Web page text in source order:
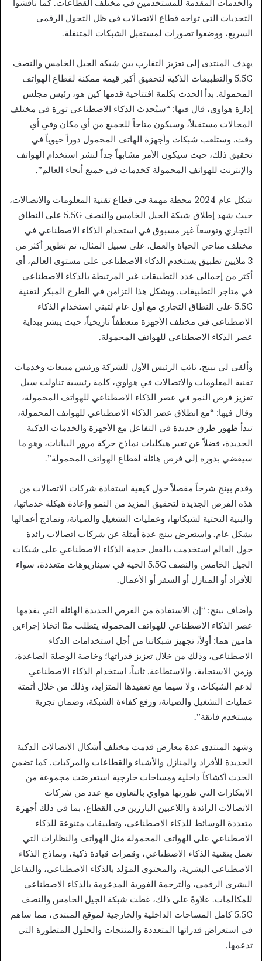
والخدمات المقدمة للمستخدمين في مختلف القطاعات. كما ناقشوا
التحديات التي تواجه قطاع الاتصالات في ظل التحول الرقمي
السريع، ووضعوا تصورات لمستقبل الشبكات المتنقلة.
يهدف المنتدى إلى تعزيز التقارب بين شبكة الجيل الخامس والنصف
5.5G والتطبيقات الذكية لتحقيق أكبر قيمة ممكنة لقطاع الهواتف
المحمولة. بدأ الحدث بكلمة افتتاحية قدمها كين هو، رئيس مجلس
إدارة هواوي، قال فيها: “سيُحدث الذكاء الاصطناعي ثورة في مختلف
المجالات مستقبلاً، وسيكون متاحاً للجميع من أي مكان وفي أي
وقت. وستلعب شبكات وأجهزة الهاتف المحمول دوراً حيوياً في
تحقيق ذلك، حيث سيكون الأمر مشابهاً جداً لنشر استخدام الهواتف
والإنترنت للهواتف المحمولة كخدمات في جميع أنحاء العالم”.
شكل عام 2024 محطة مهمة في قطاع تقنية المعلومات والاتصالات،
حيث شهد إطلاق شبكة الجيل الخامس والنصف 5.5G على النطاق
التجاري وتوسعاً غير مسبوق في استخدام الذكاء الاصطناعي في
مختلف مناحي الحياة والعمل. على سبيل المثال، تم تطوير أكثر من
3 ملايين تطبيق يستخدم الذكاء الاصطناعي على مستوى العالم، أي
أكثر من إجمالي عدد التطبيقات غير المرتبطة بالذكاء الاصطناعي
في متاجر التطبيقات. ويشكل هذا التزامن في الطرح المبكر لتقنية
5.5G على النطاق التجاري مع أول عام لتبني استخدام الذكاء
الاصطناعي في مختلف الأجهزة منعطفاً تاريخياً، حيث يبشر ببداية
عصر الذكاء الاصطناعي للهواتف المحمولة.
وألقى لي بينج، نائب الرئيس الأول للشركة ورئيس مبيعات وخدمات
تقنية المعلومات والاتصالات في هواوي، كلمة رئيسية تناولت سبل
تعزيز فرص النمو في عصر الذكاء الاصطناعي للهواتف المحمولة،
وقال فيها: “مع انطلاق عصر الذكاء الاصطناعي للهواتف المحمولة،
تبدأ ظهور طرق جديدة في التفاعل مع الأجهزة والخدمات الذكية
الجديدة، فضلاً عن تغير هيكليات نماذج حركة مرور البيانات، وهو ما
سيفضي بدوره إلى فرص هائلة لقطاع الهواتف المحمولة”.
وقدم بينج شرحاً مفصلاً حول كيفية استفادة شركات الاتصالات من
هذه الفرص الجديدة لتحقيق المزيد من النمو وإعادة هيكلة خدماتها،
والبنية التحتية لشبكاتها، وعمليات التشغيل والصيانة، ونماذج أعمالها
بشكل عام. واستعرض بينج عدة أمثلة عن شركات اتصالات رائدة
حول العالم استخدمت بالفعل خدمة الذكاء الاصطناعي على شبكات
الجيل الخامس والنصف 5.5G الحية في سيناريوهات متعددة، سواء
للأفراد أو المنازل أو السفر أو الأعمال.
وأضاف بينج: “إن الاستفادة من الفرص الجديدة الهائلة التي يقدمها
عصر الذكاء الاصطناعي للهواتف المحمولة يتطلب منّا اتخاذ إجراءين
هامين هما: أولاً، تجهيز شبكاتنا من أجل استخدامات الذكاء
الاصطناعي، وذلك من خلال تعزيز قدراتها؛ وخاصة الوصلة الصاعدة،
وزمن الاستجابة، والاستطاعة. ثانياً، استخدام الذكاء الاصطناعي
لدعم الشبكات، ولا سيما مع تعقيدها المتزايد، وذلك من خلال أتمتة
عمليات التشغيل والصيانة، ورفع كفاءة الشبكة، وضمان تجربة
مستخدم فائقة”.
وشهد المنتدى عدة معارض قدمت مختلف أشكال الاتصالات الذكية
الجديدة للأفراد والمنازل والأشياء والقطاعات والمركبات. كما تضمن
الحدث أكشاكاً داخلية ومساحات خارجية استعرضت مجموعة من
الابتكارات التي طورتها هواوي بالتعاون مع عدد من شركات
الاتصالات الرائدة واللاعبين البارزين في القطاع، بما في ذلك أجهزة
متعددة الوسائط للذكاء الاصطناعي، وتطبيقات متنوعة للذكاء
الاصطناعي على الهواتف المحمولة مثل الهواتف والنظارات التي
تعمل بتقنية الذكاء الاصطناعي، وقمرات قيادة ذكية، ونماذج الذكاء
الاصطناعي البشرية، والمحتوى الموّلد بالذكاء الاصطناعي، والتفاعل
البشري الرقمي، والترجمة الفورية المدعومة بالذكاء الاصطناعي
للمكالمات. علاوةً على ذلك، غطت شبكة الجيل الخامس والنصف
5.5G كامل المساحات الداخلية والخارجية لموقع المنتدى، مما ساهم
في استعراض قدراتها المتعددة والمنتجات والحلول المتطورة التي
تدعمها.